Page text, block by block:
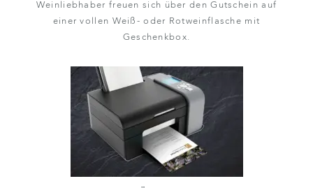
Weinliebhaber freuen sich über den Gutschein auf
einer vollen Weiß- oder Rotweinflasche mit
Geschenkbox.